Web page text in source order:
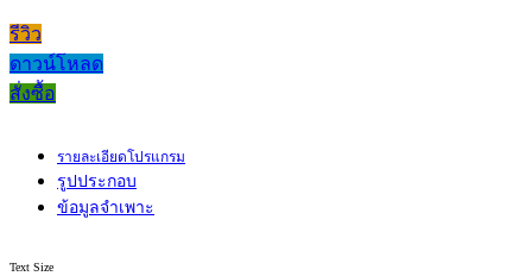
รีวิว
ดาวน์โหลด
สั่งซื้อ
รายละเอียดโปรแกรม
รูปประกอบ
ข้อมูลจำเพาะ
Text Size